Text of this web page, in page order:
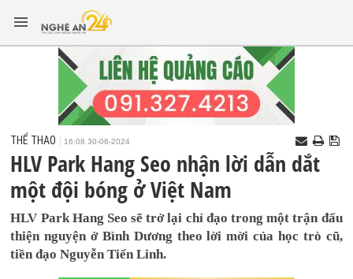
THỂ THAO 16:08 30-06-2024
HLV Park Hang Seo nhận lời dẫn dắt
một đội bóng ở Việt Nam
HLV Park Hang Seo sẽ trở lại chỉ đạo trong một trận đấu
thiện nguyện ở Bình Dương theo lời mời của học trò cũ,
tiền đạo Nguyễn Tiến Linh.